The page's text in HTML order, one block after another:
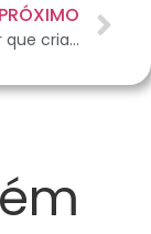
PRÓXIMO
Como evitar que crianças e cães se machuquem?